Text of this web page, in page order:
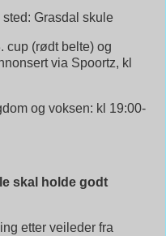
Grasdal skule
cup (rødt belte) og
via Spoortz, kl
og voksen: kl 19:00-
skal holde godt
etter veileder fra